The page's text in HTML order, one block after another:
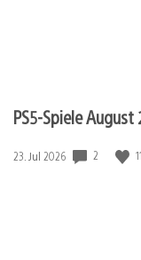
PS5-Spiele
Veröffentlichungsdatum:
23. Jul 2026 2 11